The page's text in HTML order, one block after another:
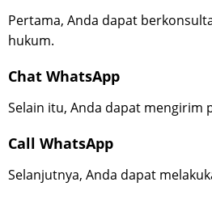
Pertama, Anda dapat
hukum.
Chat WhatsApp
Selain itu, Anda dapat mengirim
Call WhatsApp
Selanjutnya, Anda dapat